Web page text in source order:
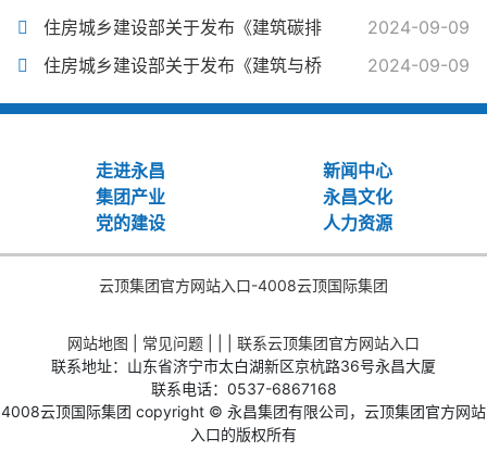
住房城乡建设部关于发布《建筑碳排
2024-09-09
住房城乡建设部关于发布《建筑与桥
2024-09-09
走进永昌
新闻中心
集团产业
永昌文化
党的建设
人力资源
云顶集团官方网站入口-4008云顶国际集团
网站地图 常见问题
联系云顶集团官方网站入口
联系地址：山东省济宁市太白湖新区京杭路36号永昌大厦
联系电话：0537-6867168
4008云顶国际集团 copyright © 永昌集团有限公司，云顶集团官方网站
入口的版权所有